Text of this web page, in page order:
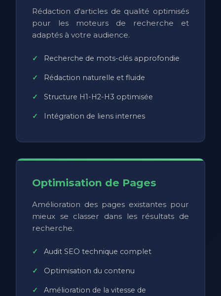
Rédaction d'articles de qualité optimisés
pour les moteurs de recherche et
adaptés à votre audience.
Recherche de mots-clés approfondie
Rédaction naturelle et fluide
Structure H1-H2-H3 optimisée
Intégration de liens internes
Optimisation de Pages
Amélioration des pages existantes pour
mieux se classer dans les résultats de
recherche.
Audit SEO technique complet
Optimisation du contenu
Amélioration de la vitesse de